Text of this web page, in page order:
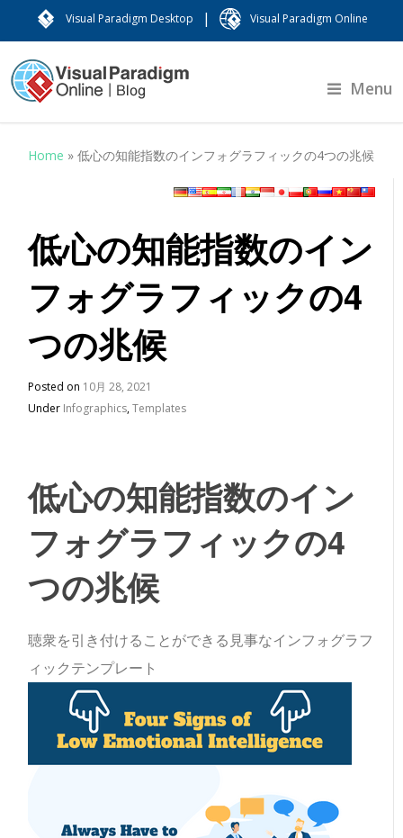
Visual Paradigm Desktop | Visual Paradigm Online
Menu
Home »低心の知能指数のインフォグラフィックの4つの兆候
低心の知能指数のイン
フォグラフィックの4
つの兆候
Posted on 10月 28, 2021
Under Infographics,Templates
低心の知能指数のイン
フォグラフィックの4
つの兆候
聴衆を引き付けることができる見事なインフォグラフ
ィックテンプレート